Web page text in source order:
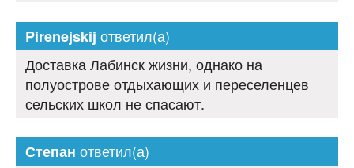
Pirenejskij ответил(а)
Доставка Лабинск жизни, однако на
полуострове отдыхающих и переселенцев
сельских школ не спасают.
Степан ответил(а)